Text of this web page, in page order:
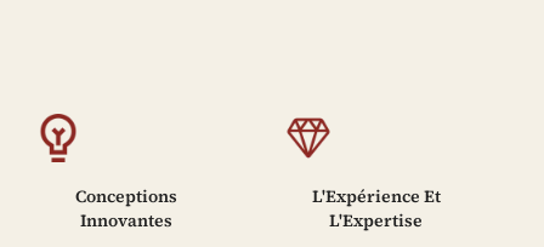
Conceptions
Innovantes
L'Expérience Et
L'Expertise